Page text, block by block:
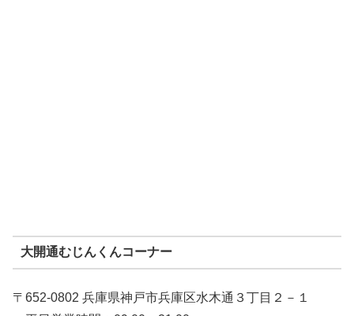
大開通むじんくんコーナー
〒652-0802 兵庫県神戸市兵庫区水木通３丁目２－１